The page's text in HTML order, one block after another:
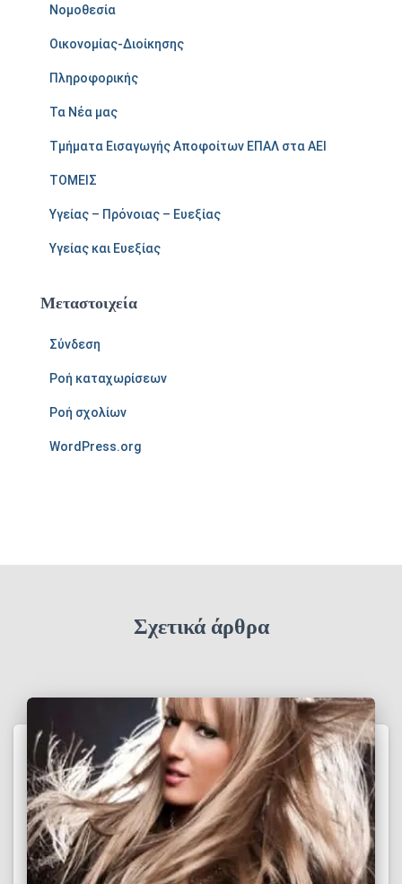
Νομοθεσία
Οικονομίας-Διοίκησης
Πληροφορικής
Τα Νέα μας
Τμήματα Εισαγωγής Αποφοίτων ΕΠΑΛ στα ΑΕΙ
ΤΟΜΕΙΣ
Υγείας – Πρόνοιας – Ευεξίας
Υγείας και Ευεξίας
Μεταστοιχεία
Σύνδεση
Ροή καταχωρίσεων
Ροή σχολίων
WordPress.org
Σχετικά άρθρα